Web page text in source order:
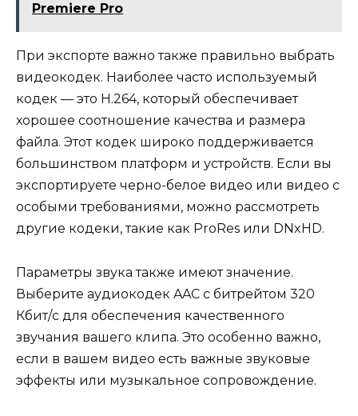
Premiere Pro
При экспорте важно также правильно выбрать
видеокодек. Наиболее часто используемый
кодек — это H.264, который обеспечивает
хорошее соотношение качества и размера
файла. Этот кодек широко поддерживается
большинством платформ и устройств. Если вы
экспортируете черно-белое видео или видео с
особыми требованиями, можно рассмотреть
другие кодеки, такие как ProRes или DNxHD.
Параметры звука также имеют значение.
Выберите аудиокодек AAC с битрейтом 320
Кбит/с для обеспечения качественного
звучания вашего клипа. Это особенно важно,
если в вашем видео есть важные звуковые
эффекты или музыкальное сопровождение.